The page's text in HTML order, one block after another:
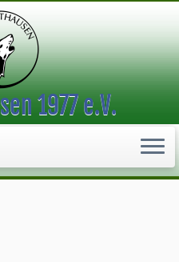
1977 e.V.